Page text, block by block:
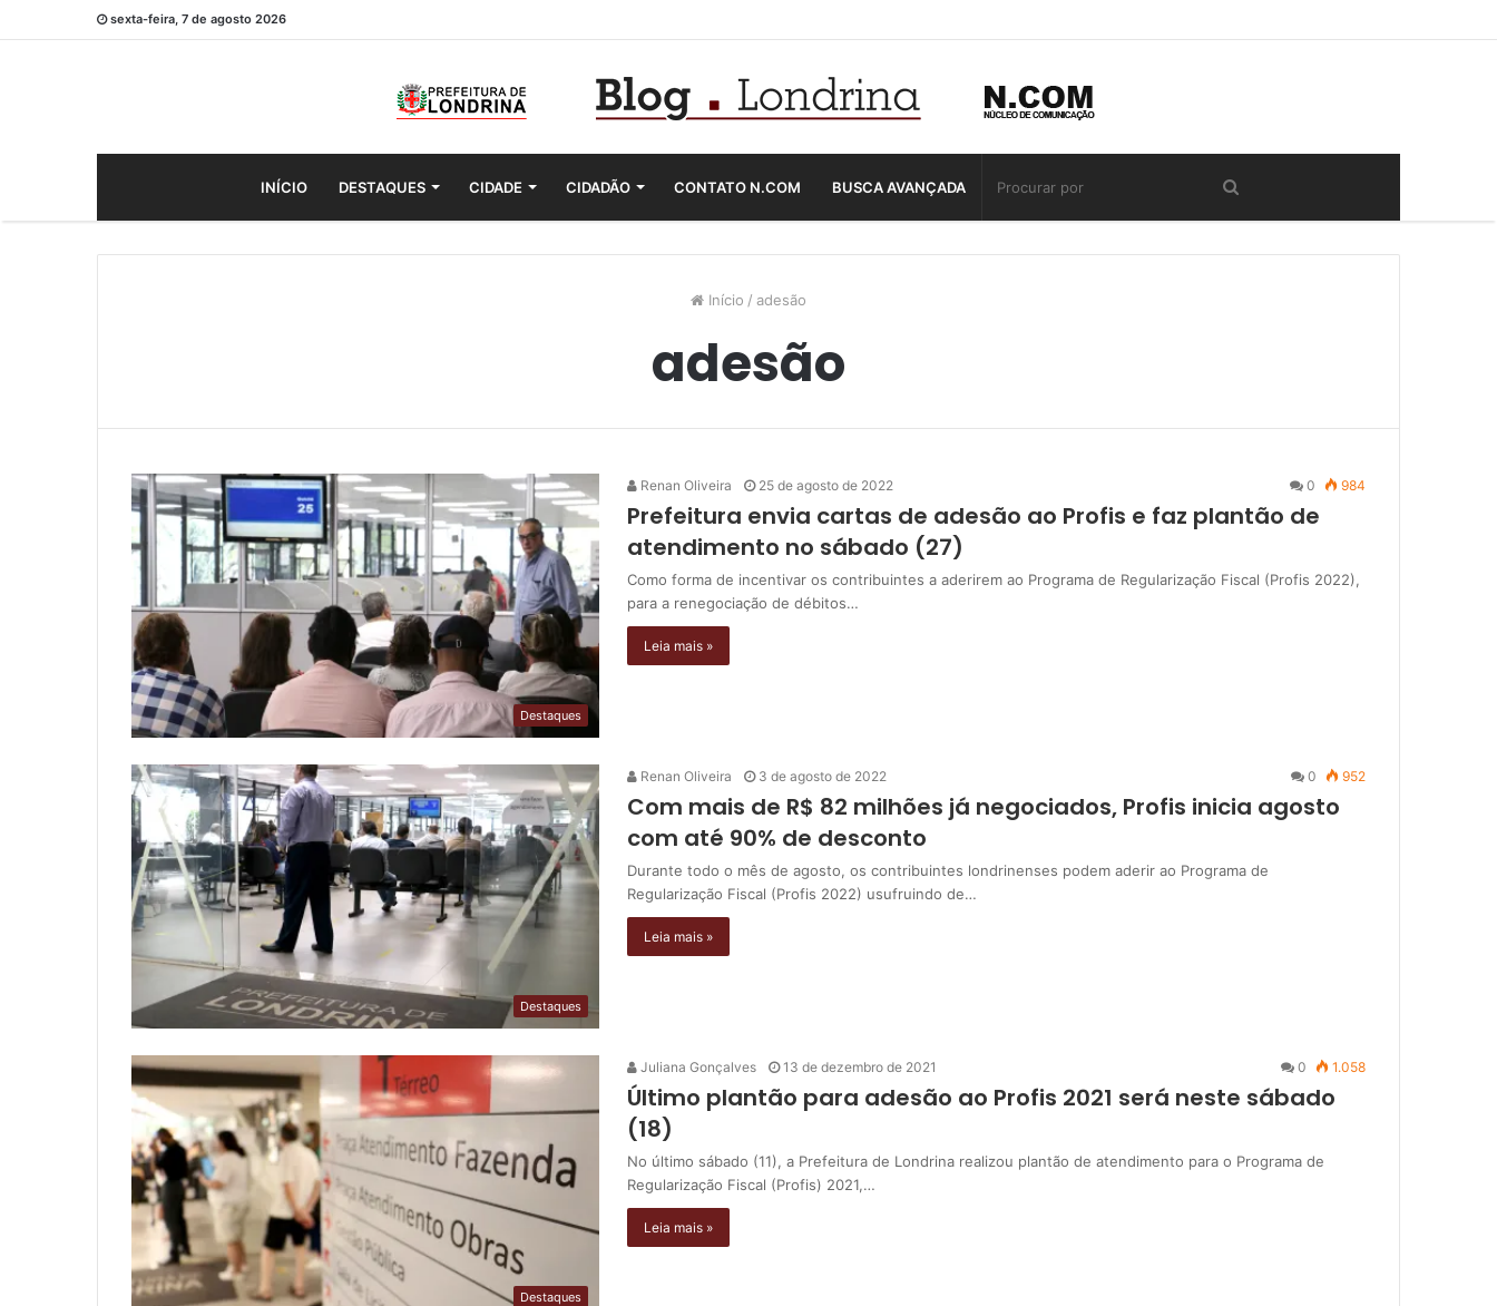
sexta-feira, 7 de agosto 2026
INÍCIO DESTAQUES CIDADE CIDADÃO CONTATO N.COM BUSCA AVANÇADA
Início / adesão
adesão
Destaques
Renan Oliveira 25 de agosto de 2022 0 984
Prefeitura envia cartas de adesão ao Profis e faz plantão de
atendimento no sábado (27)
Como forma de incentivar os contribuintes a aderirem ao Programa de Regularização Fiscal (Profis 2022),
para a renegociação de débitos…
Leia mais »
Destaques
Renan Oliveira 3 de agosto de 2022 0 952
Com mais de R$ 82 milhões já negociados, Profis inicia agosto
com até 90% de desconto
Durante todo o mês de agosto, os contribuintes londrinenses podem aderir ao Programa de
Regularização Fiscal (Profis 2022) usufruindo de…
Leia mais »
Destaques
Juliana Gonçalves 13 de dezembro de 2021 0 1.058
Último plantão para adesão ao Profis 2021 será neste sábado
(18)
No último sábado (11), a Prefeitura de Londrina realizou plantão de atendimento para o Programa de
Regularização Fiscal (Profis) 2021,…
Leia mais »